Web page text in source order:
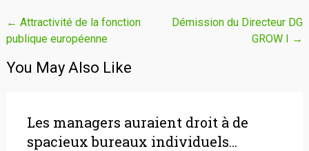
Navigation
de
l'article
← Attractivité de la fonction
publique européenne
Démission du Directeur DG
GROW I →
You May Also Like
Les managers auraient droit à de
spacieux bureaux individuels…